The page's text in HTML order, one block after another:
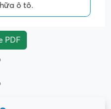
ô tô.
PDF